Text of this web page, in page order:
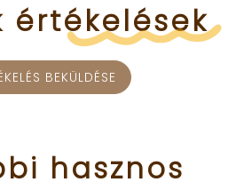
értékelések
BEKÜLDÉSE
hasznos